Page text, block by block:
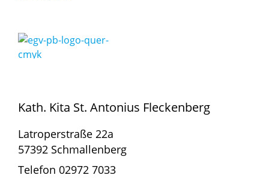
Kath. Kita St. Antonius Fleckenberg
Latroperstraße 22a
57392 Schmallenberg
Telefon 02972 7033